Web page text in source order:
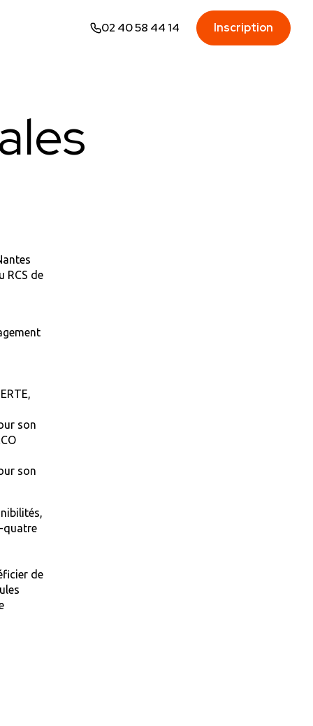
02 40 58 44 14 Inscription
RCS de
son
son
quatre
de